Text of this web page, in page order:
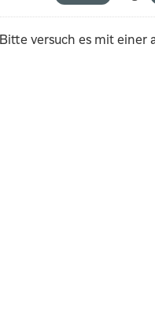
Bitte versuch es mit einer